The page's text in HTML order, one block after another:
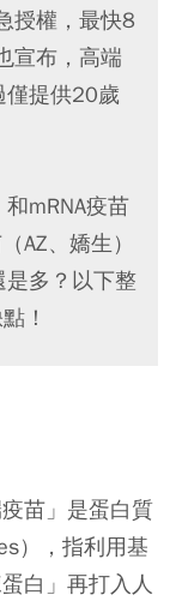
授權，最快8
宣布，高端
僅提供20歲
mRNA疫苗
AZ、嬌生）
多？以下整
！
苗」是蛋白質
），指利用基
白」再打入人